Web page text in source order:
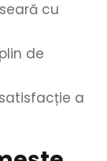
cu
de
a